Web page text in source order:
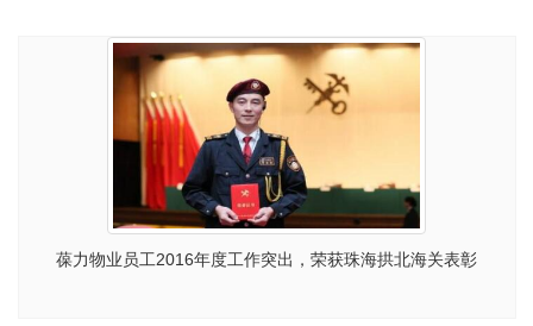
葆力物业员工2016年度工作突出，荣获珠海拱北海关表彰